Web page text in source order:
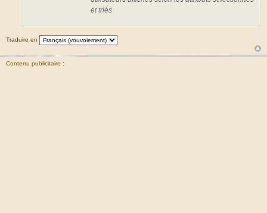
et triés
Traduire en
Contenu publicitaire :